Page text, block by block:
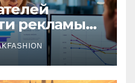
рекламы
точек